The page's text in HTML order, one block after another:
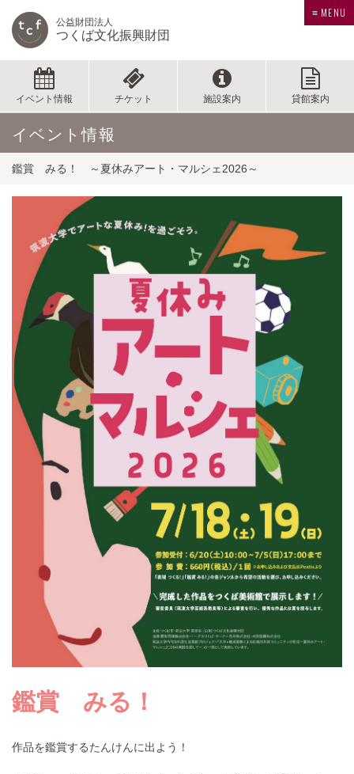
公益財団法人
つくば文化振興財団
≡ MENU
イベント情報 チケット 施設案内 貸館案内
イベント情報
鑑賞 みる！ ～夏休みアート・マルシェ2026～
鑑賞 みる！
作品を鑑賞するたんけんに出よう！